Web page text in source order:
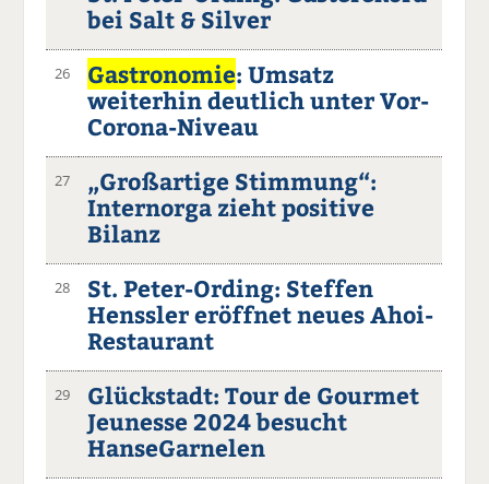
bei Salt & Silver
26 Gastronomie: Umsatz
weiterhin deutlich unter Vor-
Corona-Niveau
27
„Großartige Stimmung“:
Internorga zieht positive
Bilanz
28
St. Peter-Ording: Steffen
Henssler eröffnet neues Ahoi-
Restaurant
29
Glückstadt: Tour de Gourmet
Jeunesse 2024 besucht
HanseGarnelen